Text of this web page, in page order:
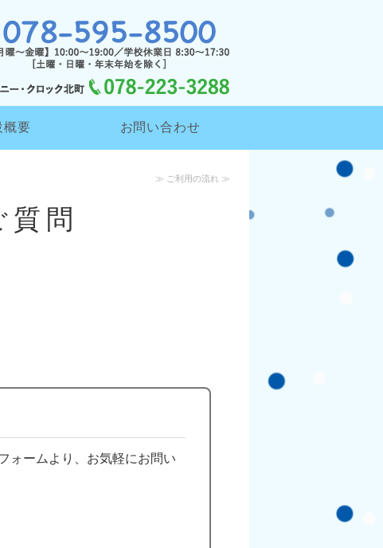
イサービス ハーモニー・クロック
概要 お問い合わせ
≫ ご利用の流れ ≫
問
ォームより、お気軽にお問い